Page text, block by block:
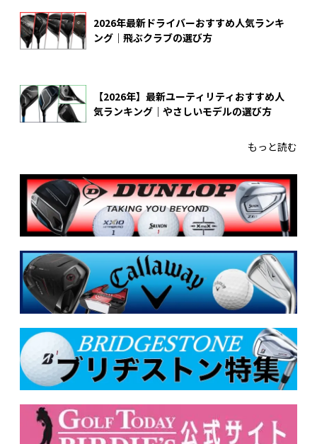
2026年最新ドライバーおすすめ人気ランキ
ング｜飛ぶクラブの選び方
【2026年】最新ユーティリティおすすめ人
気ランキング｜やさしいモデルの選び方
もっと読む